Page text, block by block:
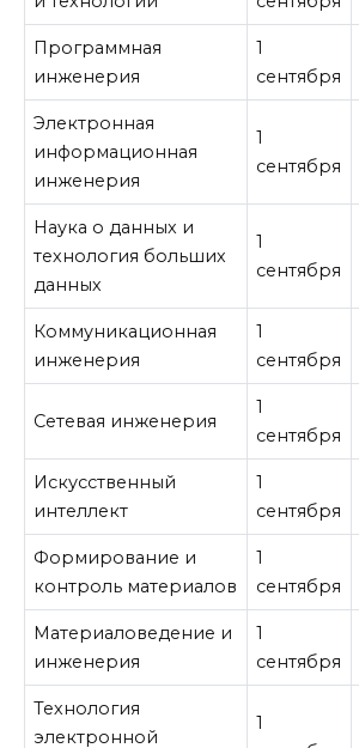
Программная
инженерия
1
сентября
Электронная
информационная
инженерия
1
сентября
Наука о данных и
технология больших
данных
1
сентября
Коммуникационная
инженерия
1
сентября
Сетевая инженерия
1
сентября
Искусственный
интеллект
1
сентября
Формирование и
контроль материалов
1
сентября
Материаловедение и
инженерия
1
сентября
Технология
электронной
1